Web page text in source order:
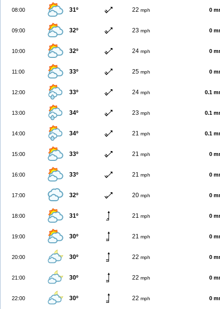
08:00 31º 22 mph 0
09:00 32º 23 mph 0
10:00 32º 24 mph 0
11:00 33º 25 mph 0
12:00 33º 24 mph 0.1
13:00 34º 23 mph 0.1
14:00 34º 21 mph 0.1
15:00 33º 21 mph 0
16:00 33º 21 mph 0
17:00 32º 20 mph 0
18:00 31º 21 mph 0
19:00 30º 21 mph 0
20:00 30º 22 mph 0
21:00 30º 22 mph 0
22:00 30º 22 mph 0